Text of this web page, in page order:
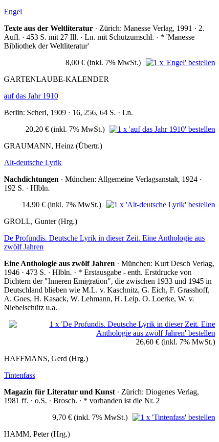
Engel
Texte aus der Weltliteratur · Zürich: Manesse Verlag, 1991 · 2.
Aufl. · 453 S. mit 27 Ill. · Ln. mit Schutzumschl. · * 'Manesse
Bibliothek der Weltliteratur'
8,00 € (inkl. 7% MwSt.)
GARTENLAUBE-KALENDER
auf das Jahr 1910
Berlin: Scherl, 1909 · 16, 256, 64 S. · Ln.
20,20 € (inkl. 7% MwSt.)
GRAUMANN, Heinz (Übertr.)
Alt-deutsche Lyrik
Nachdichtungen · München: Allgemeine Verlagsanstalt, 1924 ·
192 S. · Hlbln.
14,90 € (inkl. 7% MwSt.)
GROLL, Gunter (Hrg.)
De Profundis. Deutsche Lyrik in dieser Zeit. Eine Anthologie aus
zwölf Jahren
Eine Anthologie aus zwölf Jahren · München: Kurt Desch Verlag,
1946 · 473 S. · Hlbln. · * Erstausgabe - enth. Erstdrucke von
Dichtern der "Inneren Emigration", die zwischen 1933 und 1945 in
Deutschland blieben wie M.L. v. Kaschnitz, G. Eich, F. Grasshoff,
A. Goes, H. Kasack, W. Lehmann, H. Leip. O. Loerke, W. v.
Niebelschütz u.a.
26,60 € (inkl. 7% MwSt.)
HAFFMANS, Gerd (Hrg.)
Tintenfass
Magazin für Literatur und Kunst · Zürich: Diogenes Verlag,
1981 ff. · o.S. · Brosch. · * vorhanden ist die Nr. 2
9,70 € (inkl. 7% MwSt.)
HAMM, Peter (Hrg.)